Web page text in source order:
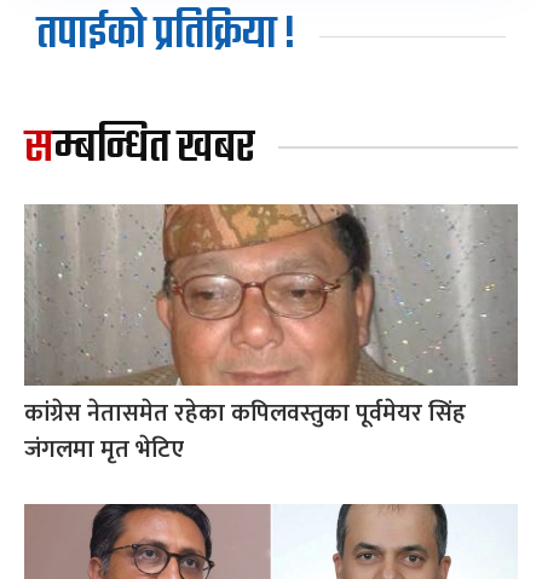
तपाईको प्रतिक्रिया !
सम्बन्धित खबर
कांग्रेस नेतासमेत रहेका कपिलवस्तुका पूर्वमेयर सिंह
जंगलमा मृत भेटिए